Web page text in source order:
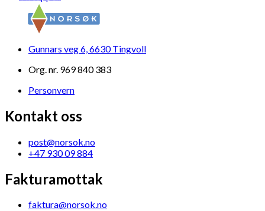
Gunnars veg 6, 6630 Tingvoll
Org. nr. 969 840 383
Personvern
Kontakt oss
post@norsok.no
+47 930 09 884
Fakturamottak
faktura@norsok.no